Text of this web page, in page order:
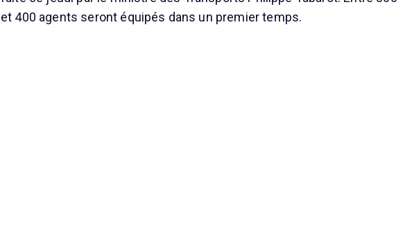
et 400 agents seront équipés dans un premier temps.